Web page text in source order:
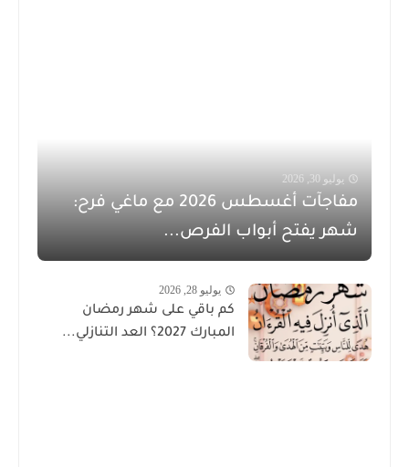
يوليو 30, 2026
مفاجآت أغسطس 2026 مع ماغي فرح:
شهر يفتح أبواب الفرص...
يوليو 28, 2026
كم باقي على شهر رمضان
المبارك 2027؟ العد التنازلي...